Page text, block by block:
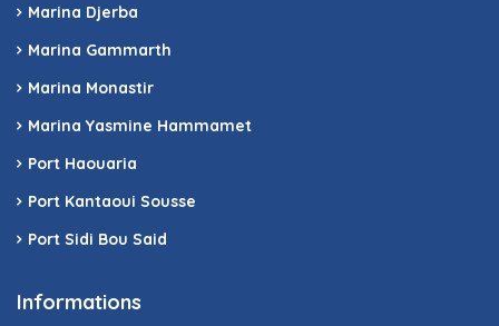
Marina Djerba
Marina Gammarth
Marina Monastir
Marina Yasmine Hammamet
Port Haouaria
Port Kantaoui Sousse
Port Sidi Bou Said
Informations